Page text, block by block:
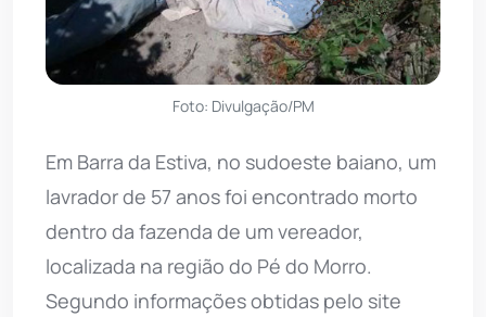
Foto: Divulgação/PM
Em Barra da Estiva, no sudoeste baiano, um
lavrador de 57 anos foi encontrado morto
dentro da fazenda de um vereador,
localizada na região do Pé do Morro.
Segundo informações obtidas pelo site